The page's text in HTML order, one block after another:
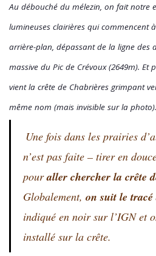
Au débouché du mélezin, on fait notre
lumineuses clairières qui commencent
arrière-plan, dépassant de la ligne des
massive du Pic de Crévoux (2649m). Et
vient la crête de Chabrières grimpant
même nom (mais invisible sur la photo).
Une fois dans les prairies
n’est pas faite – tirer en
pouraller chercher la crête
Globalement, on suit le tracé
indiqué en noir sur l’IGN et
installé sur la crête.